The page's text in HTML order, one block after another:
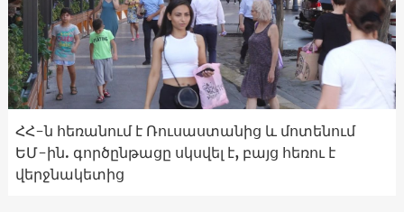
ՀՀ-ն հեռանում է Ռուսաստանից և մոտենում
ԵՄ-ին. գործընթացը սկսվել է, բայց հեռու է
վերջնակետից